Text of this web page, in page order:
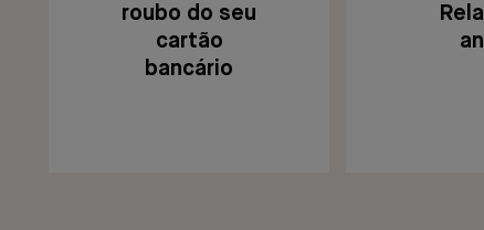
roubo do seu
cartão
bancário